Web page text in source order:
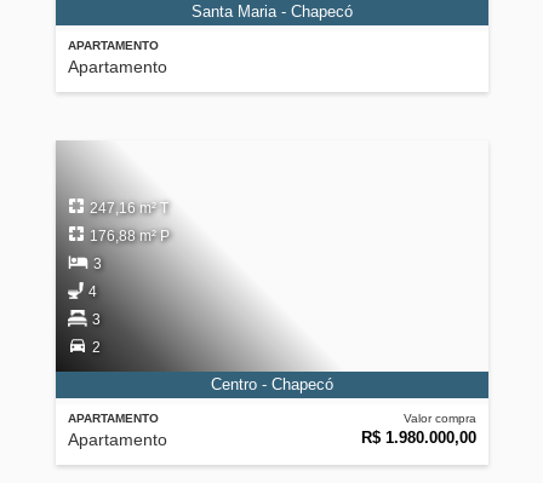
APARTAMENTO
Apartamento
Santa Maria - Chapecó
APARTAMENTO
Apartamento
Valor compra
R$ 1.980.000,00
247,16 m² T
176,88 m² P
3
4
3
2
Centro - Chapecó